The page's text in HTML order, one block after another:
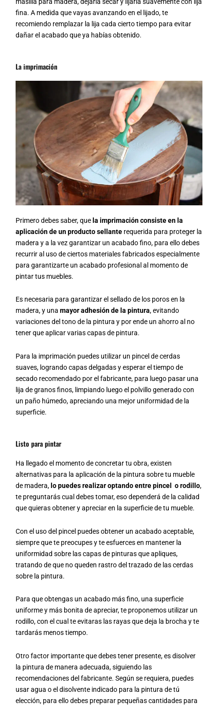
fina. A medida que vayas avanzando en el lijado, te
recomiendo remplazar la lija cada cierto tiempo para evitar
dañar el acabado que ya habías obtenido.
La imprimación
Primero debes saber, que la imprimación consiste en la
aplicación de un producto sellante requerida para proteger la
madera y a la vez garantizar un acabado fino, para ello debes
recurrir al uso de ciertos materiales fabricados especialmente
para garantizarte un acabado profesional al momento de
pintar tus muebles.
Es necesaria para garantizar el sellado de los poros en la
madera, y unamayor adhesión de la pintura, evitando
variaciones del tono de la pintura y por ende un ahorro al no
tener que aplicar varias capas de pintura.
Para la imprimación puedes utilizar un pincel de cerdas
suaves, logrando capas delgadas y esperar el tiempo de
secado recomendado por el fabricante, para luego pasar una
lija de granos finos, limpiando luego el polvillo generado con
un paño húmedo, apreciando una mejor uniformidad de la
superficie.
Listo para pintar
Ha llegado el momento de concretar tu obra, existen
alternativas para la aplicación de la pintura sobre tu mueble
de madera, lo puedes realizar optando entre pincel o rodillo,
te preguntarás cual debes tomar, eso dependerá de la calidad
que quieras obtener y apreciar en la superficie de tu mueble.
Con el uso del pincel puedes obtener un acabado aceptable,
siempre que te preocupes y te esfuerces en mantener la
uniformidad sobre las capas de pinturas que apliques,
tratando de que no queden rastro del trazado de las cerdas
sobre la pintura.
Para que obtengas un acabado más fino, una superficie
uniforme y más bonita de apreciar, te proponemos utilizar un
rodillo, con el cual te evitaras las rayas que deja la brocha y te
tardarás menos tiempo.
Otro factor importante que debes tener presente, es disolver
la pintura de manera adecuada, siguiendo las
recomendaciones del fabricante. Según se requiera, puedes
usar agua o el disolvente indicado para la pintura de tú
elección, para ello debes preparar pequeñas cantidades para